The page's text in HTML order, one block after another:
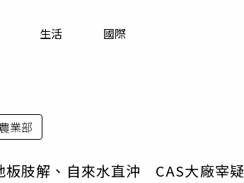
運勢
生活 國際
農業部
板肢解、自來水直沖 CAS大廠宰疑